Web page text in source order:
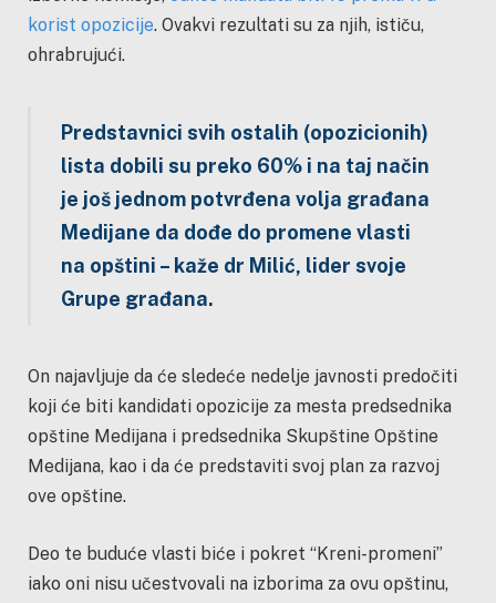
korist opozicije. Ovakvi rezultati su za njih, ističu,
ohrabrujući.
Predstavnici svih ostalih (opozicionih)
lista dobili su preko 60% i na taj način
je još jednom potvrđena volja građana
Medijane da dođe do promene vlasti
na opštini – kaže dr Milić, lider svoje
Grupe građana.
On najavljuje da će sledeće nedelje javnosti predočiti
koji će biti kandidati opozicije za mesta predsednika
opštine Medijana i predsednika Skupštine Opštine
Medijana, kao i da će predstaviti svoj plan za razvoj
ove opštine.
Deo te buduće vlasti biće i pokret “Kreni-promeni”
iako oni nisu učestvovali na izborima za ovu opštinu,